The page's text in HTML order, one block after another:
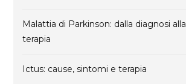
Malattia di Parkinson: dalla diagnosi alla
terapia
Ictus: cause, sintomi e terapia